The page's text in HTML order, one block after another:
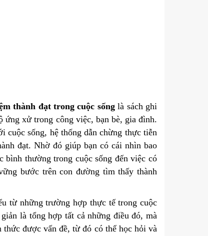
thành đạt trong cuộc sốnglà sách ghi
ứng xử trong công việc, bạn bè, gia đình.
cuộc sống, hệ thống dẫn chừng thực tiễn
đạt. Nhờ đó giúp bạn có cái nhìn bao
thường trong cuộc sống đến việc có
bước trên con đường tìm thấy thành
từ những trường hợp thực tế trong cuộc
là tổng hợp tất cả những điều đó, mà
thức được vấn đề, từ đó có thể học hỏi và